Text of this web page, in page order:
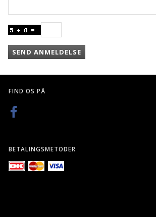
SEND ANMELDELSE
FIND OS PÅ
BETALINGSMETODER